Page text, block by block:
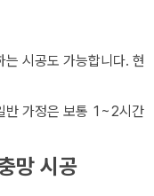
시공도 가능합니다. 현
반 가정은 보통 1~2시간
망 시공